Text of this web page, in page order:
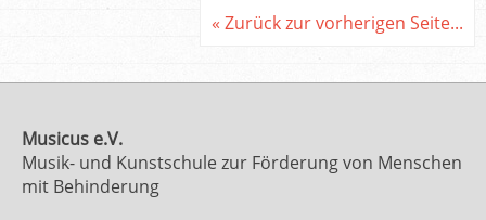
« Zurück zur vorherigen Seite...
Musicus e.V.
Musik- und Kunstschule zur Förderung von Menschen
mit Behinderung